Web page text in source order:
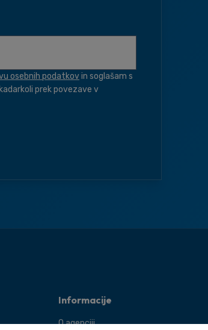
osebnih podatkovin soglašam s
prek povezave v
Informacije
O agenciji